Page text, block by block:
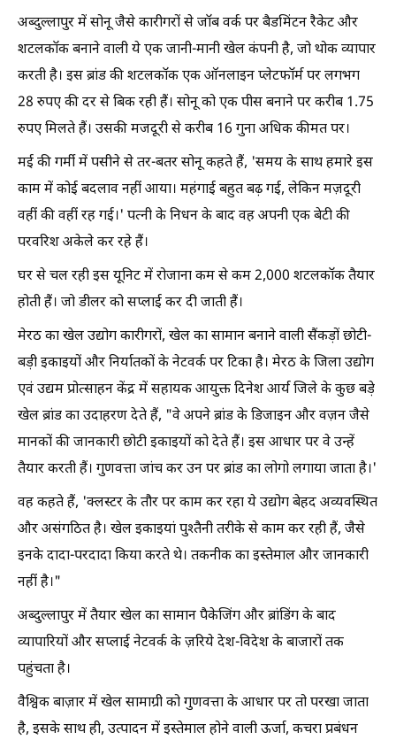
अब्दुल्लापुर में सोनू जैसे कारीगरों से जॉब वर्क पर बैडमिंटन रैकेट और
शटलकॉक बनाने वाली ये एक जानी-मानी खेल कंपनी है, जो थोक व्यापार
करती है। इस ब्रांड की शटलकॉक एक ऑनलाइन प्लेटफॉर्म पर लगभग
28 रुपए की दर से बिक रही हैं। सोनू को एक पीस बनाने पर करीब 1.75
रुपए मिलते हैं। उसकी मजदूरी से करीब 16 गुना अधिक कीमत पर।
मई की गर्मी में पसीने से तर-बतर सोनू कहते हैं, 'समय के साथ हमारे इस
काम में कोई बदलाव नहीं आया। महंगाई बहुत बढ़ गई, लेकिन मज़दूरी
वहीं की वहीं रह गई।' पत्नी के निधन के बाद वह अपनी एक बेटी की
परवरिश अकेले कर रहे हैं।
घर से चल रही इस यूनिट में रोजाना कम से कम 2,000 शटलकॉक तैयार
होती हैं। जो डीलर को सप्लाई कर दी जाती हैं।
मेरठ का खेल उद्योग कारीगरों, खेल का सामान बनाने वाली सैंकड़ों छोटी-
बड़ी इकाइयों और निर्यातकों के नेटवर्क पर टिका है। मेरठ के जिला उद्योग
एवं उद्यम प्रोत्साहन केंद्र में सहायक आयुक्त दिनेश आर्य जिले के कुछ बड़े
खेल ब्रांड का उदाहरण देते हैं, "वे अपने ब्रांड के डिजाइन और वज़न जैसे
मानकों की जानकारी छोटी इकाइयों को देते हैं। इस आधार पर वे उन्हें
तैयार करती हैं। गुणवत्ता जांच कर उन पर ब्रांड का लोगो लगाया जाता है।'
वह कहते हैं, 'क्लस्टर के तौर पर काम कर रहा ये उद्योग बेहद अव्यवस्थित
और असंगठित है। खेल इकाइयां पुश्तैनी तरीके से काम कर रही हैं, जैसे
इनके दादा-परदादा किया करते थे। तकनीक का इस्तेमाल और जानकारी
नहीं है।"
अब्दुल्लापुर में तैयार खेल का सामान पैकेजिंग और ब्रांडिंग के बाद
व्यापारियों और सप्लाई नेटवर्क के ज़रिये देश-विदेश के बाजारों तक
पहुंचता है।
वैश्विक बाज़ार में खेल सामाग्री को गुणवत्ता के आधार पर तो परखा जाता
है, इसके साथ ही, उत्पादन में इस्तेमाल होने वाली ऊर्जा, कचरा प्रबंधन